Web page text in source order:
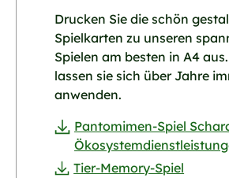
Drucken Sie die schön
Spielkarten zu unseren
Spielen am besten in A4
lassen sie sich über Jahre
anwenden.
Pantomimen-Spiel
Tier-Memory-Spiel